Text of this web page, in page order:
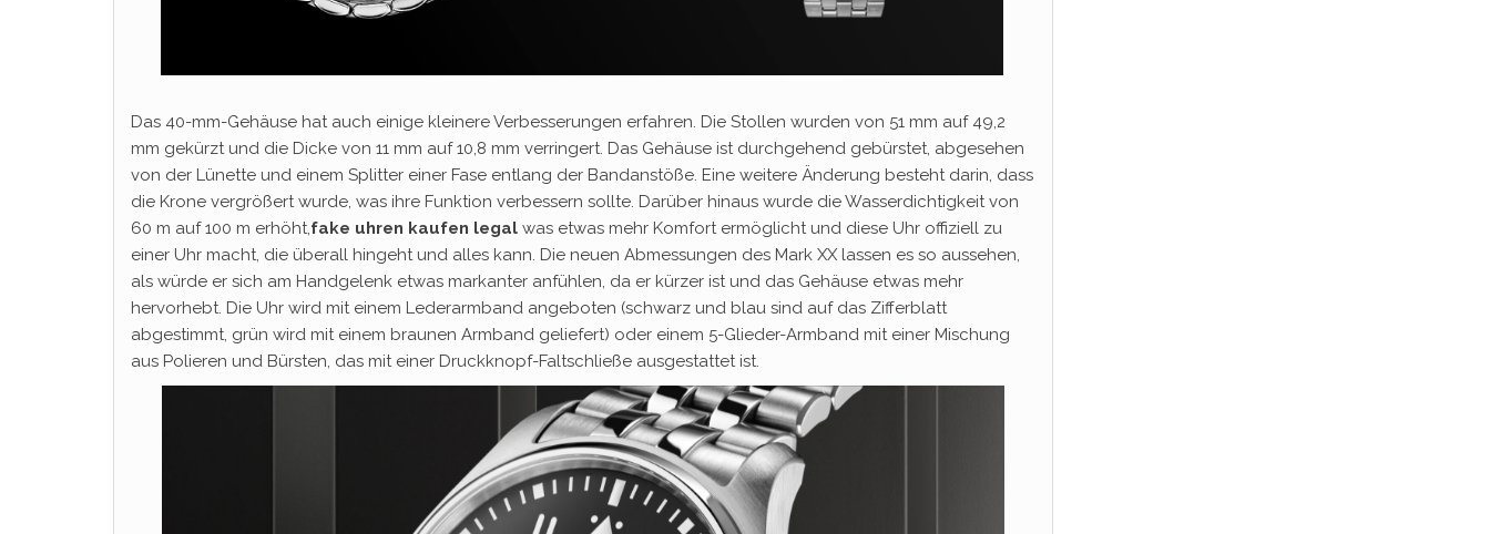
Das 40-mm-Gehäuse hat auch einige kleinere Verbesserungen erfahren. Die Stollen wurden von 51 mm auf 49,2
mm gekürzt und die Dicke von 11 mm auf 10,8 mm verringert. Das Gehäuse ist durchgehend gebürstet, abgesehen
von der Lünette und einem Splitter einer Fase entlang der Bandanstöße. Eine weitere Änderung besteht darin, dass
die Krone vergrößert wurde, was ihre Funktion verbessern sollte. Darüber hinaus wurde die Wasserdichtigkeit von
60 m auf 100 m erhöht,fake uhren kaufen legal was etwas mehr Komfort ermöglicht und diese Uhr offiziell zu
einer Uhr macht, die überall hingeht und alles kann. Die neuen Abmessungen des Mark XX lassen es so aussehen,
als würde er sich am Handgelenk etwas markanter anfühlen, da er kürzer ist und das Gehäuse etwas mehr
hervorhebt. Die Uhr wird mit einem Lederarmband angeboten (schwarz und blau sind auf das Zifferblatt
abgestimmt, grün wird mit einem braunen Armband geliefert) oder einem 5-Glieder-Armband mit einer Mischung
aus Polieren und Bürsten, das mit einer Druckknopf-Faltschließe ausgestattet ist.